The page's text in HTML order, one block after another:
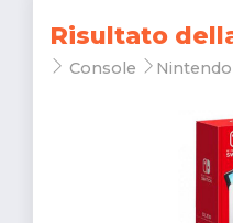
Risultato
Console